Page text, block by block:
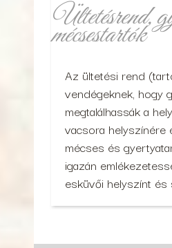
Ültetésrend,
mécsestartók
Az ültetési rend
vendégeknek, hogy
megtalálhassák a
vacsora helyszínére
mécses és
igazán
esküvői helyszínt